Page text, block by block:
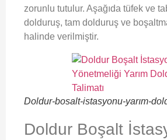
zorunlu tutulur. Aşağıda tüfek ve
dolduruş, tam dolduruş ve
halinde verilmiştir.
Doldur-bosalt-istasyonu-yarım-
Doldur Boşalt